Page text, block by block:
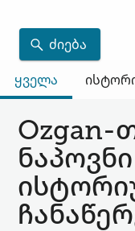
ᲫᲘᲔᲑᲐ
ყველა
Ozgan-
ნაპოვნი